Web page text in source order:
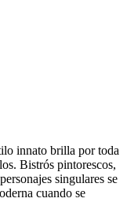
innato brilla por toda
Bistrós pintorescos,
singulares se
cuando se